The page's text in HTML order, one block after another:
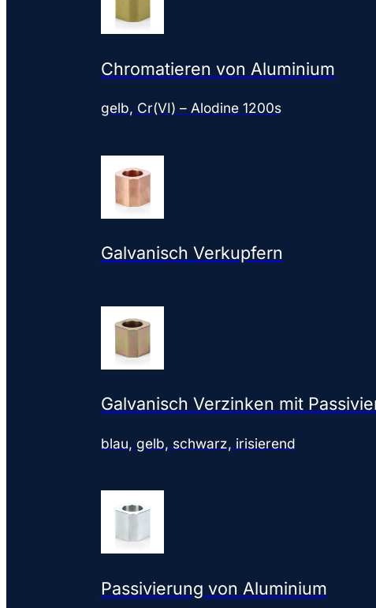
Chromatieren von Aluminium
gelb, Cr(VI) – Alodine 1200s
Galvanisch Verkupfern
Galvanisch Verzinken mit
blau, gelb, schwarz, irisierend
Passivierung von Aluminium